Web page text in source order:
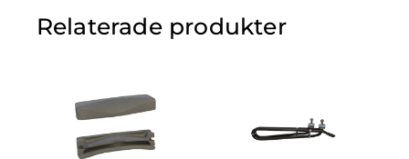
Relaterade produkter